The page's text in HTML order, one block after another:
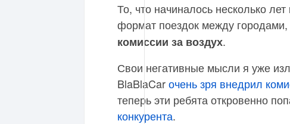
То, что начиналось несколько
формат поездок между
комиссии за воздух.
Свои негативные мысли я уже
BlaBlaCarочень зря внедрил
теперь эти ребята откровенно
конкурента.